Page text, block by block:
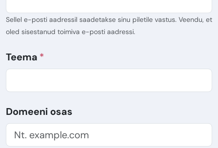
Sellel e-posti aadressil saadetakse sinu piletile vastus. Veendu, et
oled sisestanud toimiva e-posti aadressi.
Teema
Domeeni osas